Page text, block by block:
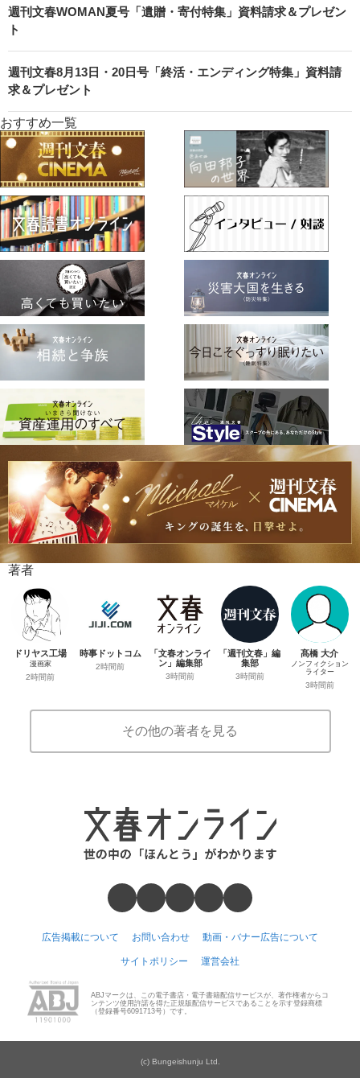
週刊文春WOMAN夏号「遺贈・寄付特集」資料請求＆プレゼン
ト
週刊文春8月13日・20日号「終活・エンディング特集」資料請
求＆プレゼント
おすすめ一覧
著者
ドリヤス工場
漫画家
2時間前
時事ドットコム
2時間前
「文春オンライ
ン」編集部
3時間前
「週刊文春」編
集部
3時間前
髙橋 大介
ノンフィクション
ライター
3時間前
その他の著者を見る
広告掲載について お問い合わせ 動画・バナー広告について
サイトポリシー 運営会社
ABJマークは、この電子書店・電子書籍配信サービスが、著作権者からコ
ンテンツ使用許諾を得た正規版配信サービスであることを示す登録商標
（登録番号6091713号）です。
(c) Bungeishunju Ltd.